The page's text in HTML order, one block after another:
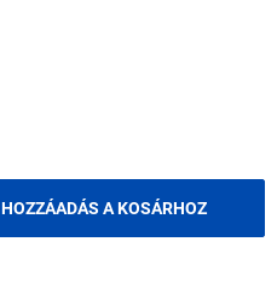
HOZZÁADÁS A KOSÁRHOZ